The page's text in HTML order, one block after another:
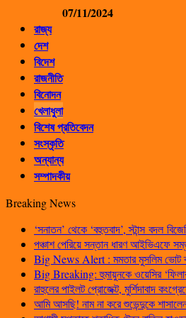
07/11/2024
রাজ্য
দেশ
বিদেশ
রাজনীতি
বিনোদন
খেলাধুলা
বিশেষ প্রতিবেদন
সংস্কৃতি
অন্যান্য
সম্পাদকীয়
Breaking News
‘সনাতন’ থেকে ‘বহুতবাদ’, স্টান্স বদল
পঞ্চাশ পেরিয়ে সন্তান ধারণ আইভিএফে
Big News Alert : মমতার মুসলিম ভোট
Big Breaking: হুমায়ুনকে ওয়েসির
রাহুলের পাইলট প্রোজেক্ট, মুর্শিদাবাদ
আমি আসছি! নাম না করে শুভেন্দুকে